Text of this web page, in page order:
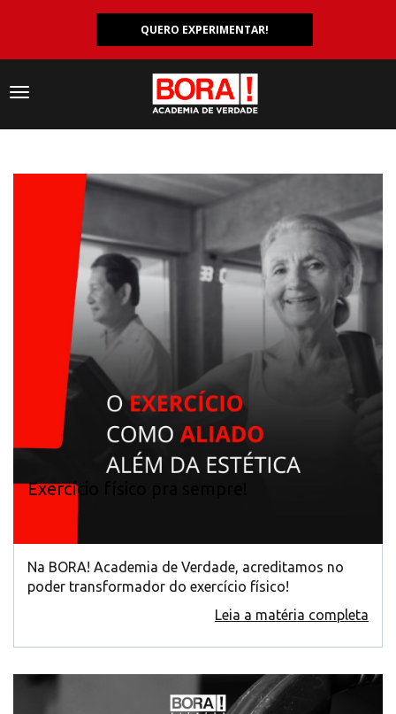
QUERO EXPERIMENTAR!
Navegação
Exercício físico pra sempre!
Na BORA! Academia de Verdade, acreditamos no
poder transformador do exercício físico!
Leia a matéria completa